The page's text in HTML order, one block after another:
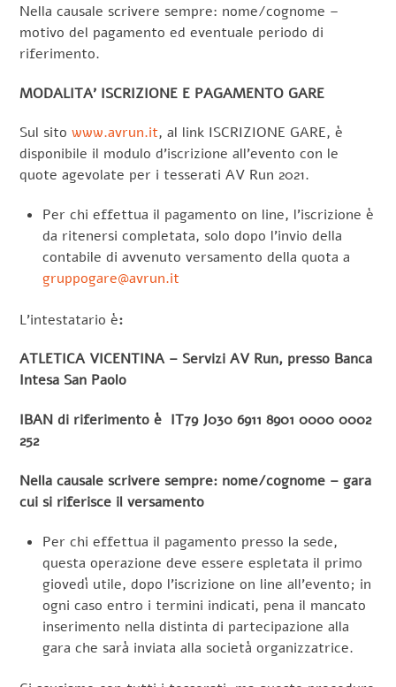
Nella causale scrivere sempre: nome/cognome –
motivo del pagamento ed eventuale periodo di
riferimento.
MODALITA’ ISCRIZIONE E PAGAMENTO GARE
Sul sitowww.avrun.it, al link ISCRIZIONE GARE, è
disponibile il modulo d’iscrizione all’evento con le
quote agevolate per i tesserati AV Run 2021.
Per chi effettua il pagamento on line, l’iscrizione è
da ritenersi completata, solo dopo l’invio della
contabile di avvenuto versamento della quota a
gruppogare@avrun.it
L’intestatario è:
ATLETICA VICENTINA – Servizi AV Run, presso Banca
Intesa San Paolo
IBAN di riferimento è IT79 J030 6911 8901 0000 0002
252
Nella causale scrivere sempre: nome/cognome – gara
cui si riferisce il versamento
Per chi effettua il pagamento presso la sede,
questa operazione deve essere espletata il primo
giovedì utile, dopo l’iscrizione on line all’evento; in
ogni caso entro i termini indicati, pena il mancato
inserimento nella distinta di partecipazione alla
gara che sarà inviata alla società organizzatrice.